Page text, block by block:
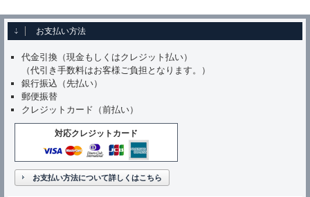
お支払い方法
代金引換（現金もしくはクレジット払い）
（代引き手数料はお客様ご負担となります。）
銀行振込（先払い）
郵便振替
クレジットカード（前払い）
対応クレジットカード
お支払い方法について詳しくはこちら